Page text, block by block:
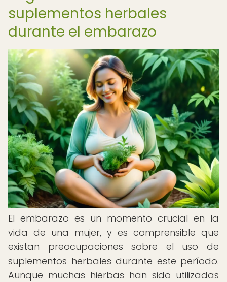
suplementos herbales
durante el embarazo
El embarazo es un momento crucial en la
vida de una mujer, y es comprensible que
existan preocupaciones sobre el uso de
suplementos herbales durante este período.
Aunque muchas hierbas han sido utilizadas